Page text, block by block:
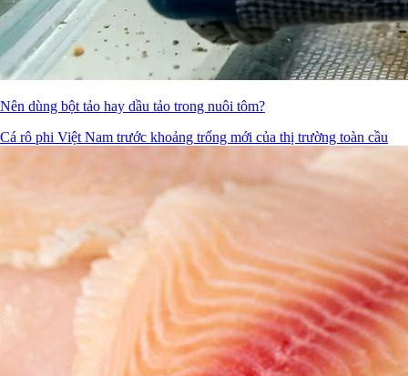
Nên dùng bột tảo hay dầu tảo trong nuôi tôm?
Cá rô phi Việt Nam trước khoảng trống mới của thị trường toàn cầu